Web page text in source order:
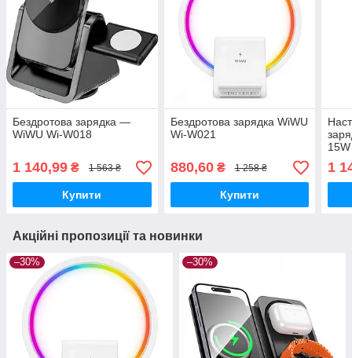
Бездротова зарядка —
WiWU Wi-W018
1 140,99 ₴ 1 563 ₴
Купити
Бездротова зарядка WiWU
Wi-W021
880,60₴ 1 258 ₴
Купити
1
Акційні пропозиції та новинки
–30% –30%